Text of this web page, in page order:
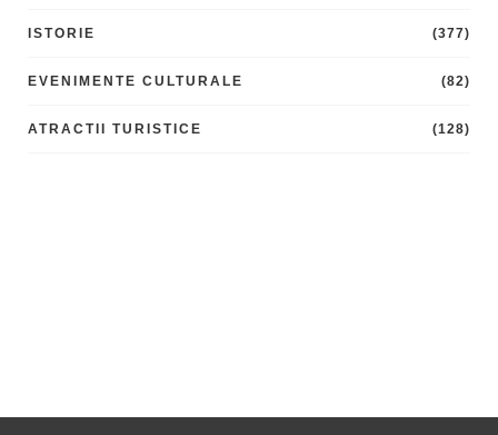
ISTORIE (377)
EVENIMENTE CULTURALE (82)
ATRACTII TURISTICE (128)